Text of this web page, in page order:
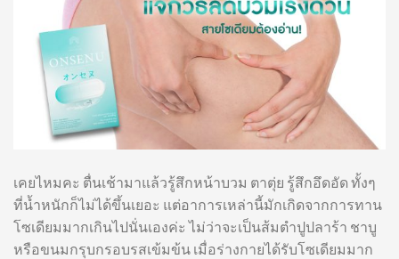
เคยไหมคะ ตื่นเช้ามาแล้วรู้สึกหน้าบวม ตาตุ่ย รู้สึกอึดอัด ทั้งๆ
ที่น้ำหนักก็ไม่ได้ขึ้นเยอะ แต่อาการเหล่านี้มักเกิดจากการทาน
โซเดียมมากเกินไปนั่นเองค่ะ ไม่ว่าจะเป็นส้มตำปูปลาร้า ชาบู
หรือขนมกรุบกรอบรสเข้มข้น เมื่อร่างกายได้รับโซเดียมมาก